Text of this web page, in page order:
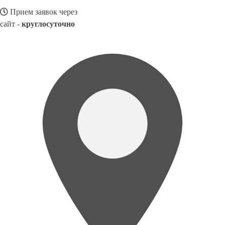
Прием заявок через
сайт - круглосуточно